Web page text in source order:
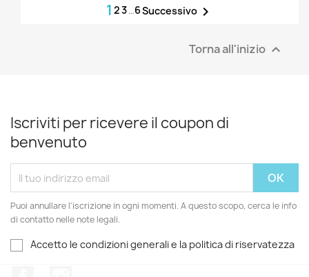
1 23…6Successivo
Torna all'inizio 
Iscriviti per ricevere il coupon di
benvenuto
Puoi annullare l'iscrizione in ogni momenti. A questo scopo, cerca le info
di contatto nelle note legali.
Accetto le condizioni generali e la politica di riservatezza